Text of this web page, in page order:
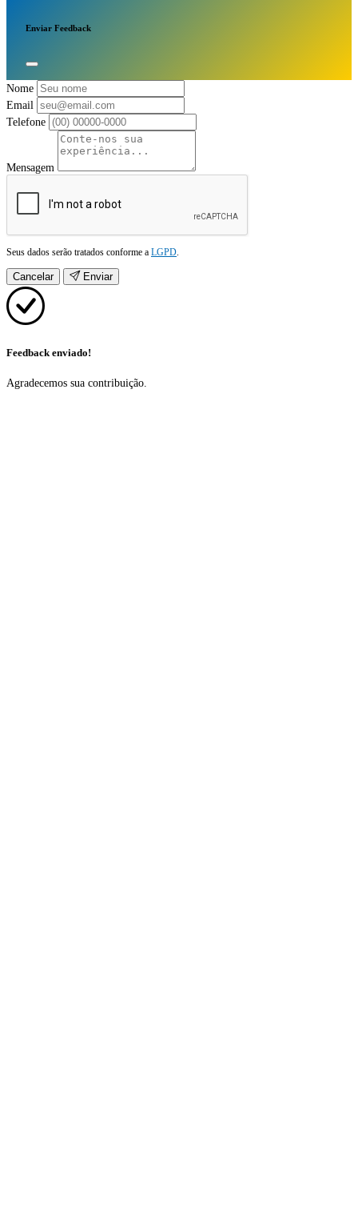
Enviar Feedback
Nome
Email
Telefone
Mensagem
Seus dados serão tratados conforme a LGPD
Cancelar Enviar
Feedback enviado!
Agradecemos sua contribuição.